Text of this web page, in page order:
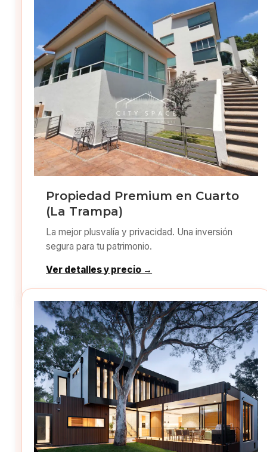
Propiedad Premium en Cuarto
(La Trampa)
La mejor plusvalía y privacidad. Una inversión
segura para tu patrimonio.
Ver detalles y precio →